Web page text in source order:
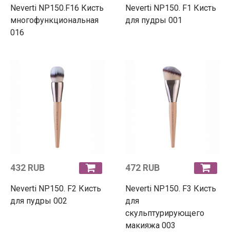
Neverti NP150.F16 Кисть
многофункциональная
016
Neverti NP150. F1 Кисть
для пудры 001
432 RUB
Neverti NP150. F2 Кисть
для пудры 002
472 RUB
Neverti NP150. F3 Кисть
для
скульптурирующего
макияжа 003